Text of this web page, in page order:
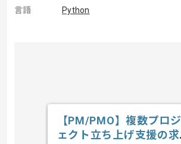
言語
Python
【PM/PMO】複数プロジ
ェクト立ち上げ支援の求